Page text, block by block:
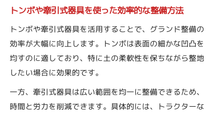
トンボや牽引式器具を使った効率的な整備方法
トンボや牽引式器具を活用することで、グランド整備の
効率が大幅に向上します。トンボは表面の細かな凹凸を
均すのに適しており、特に土の柔軟性を保ちながら整地
したい場合に効果的です。
一方、牽引式器具は広い範囲を均一に整備できるため、
時間と労力を削減できます。具体的には、トラクターな